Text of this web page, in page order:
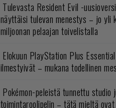
Tulevasta Resident Evil -
näyttäisi tulevan menestys – jo yli
miljoonan pelaajan toivelistalla
Elokuun PlayStation Plus
ilmestyivät – mukana todellinen
Pokémon-peleistä tunnettu studio
toimintaroolipelin – tätä mieltä